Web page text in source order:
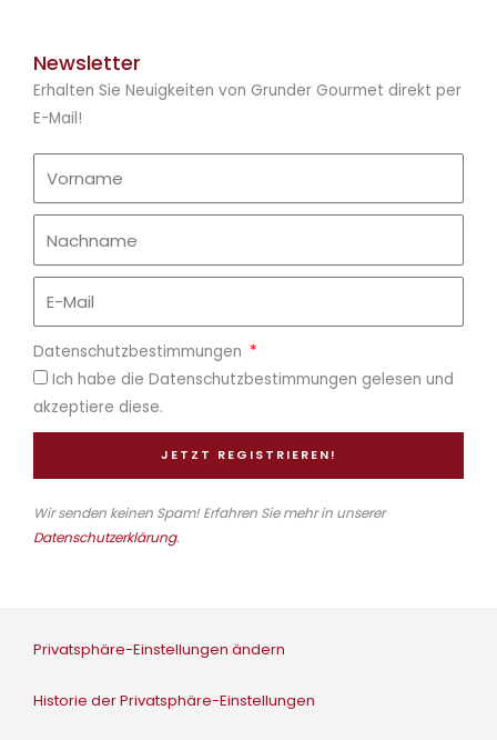
Newsletter
Erhalten Sie Neuigkeiten von Grunder Gourmet direkt per
E-Mail!
Datenschutzbestimmungen
Ich habe die Datenschutzbestimmungen gelesen und
akzeptiere diese.
JETZT REGISTRIEREN!
Wir senden keinen Spam! Erfahren Sie mehr in unserer
Datenschutzerklärung.
Privatsphäre-Einstellungen ändern
Historie der Privatsphäre-Einstellungen